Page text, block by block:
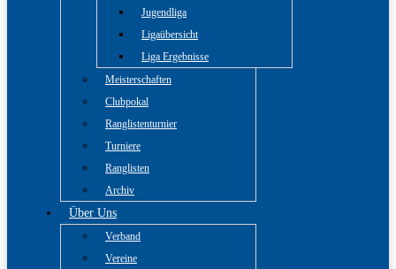
Jugendliga
Ligaübersicht
Liga Ergebnisse
Meisterschaften
Clubpokal
Ranglistenturnier
Turniere
Ranglisten
Archiv
Über Uns
Verband
Vereine